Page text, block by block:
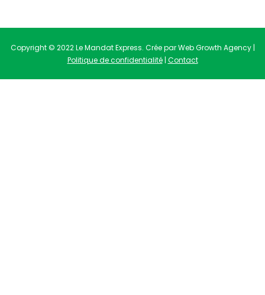
Copyright © 2022 Le Mandat Express. Crée par Web Growth Agency |
Politique de confidentialité| Contact